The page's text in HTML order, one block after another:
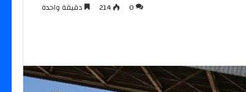
0
214 دقيقة واحدة